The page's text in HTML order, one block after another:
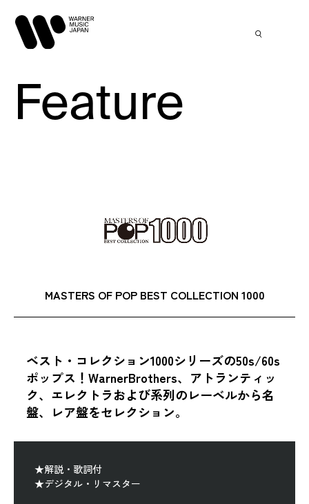
Feature
MASTERS OF POP BEST COLLECTION 1000
ベスト・コレクション1000シリーズの50s/60s
ポップス！WarnerBrothers、アトランティッ
ク、エレクトラおよび系列のレーベルから名
盤、レア盤をセレクション。
★解説・歌詞付
★デジタル・リマスター